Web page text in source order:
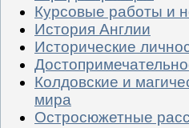
Курсовые работы и
История Англии
Исторические
Колдовские и
мира
Остросюжетные